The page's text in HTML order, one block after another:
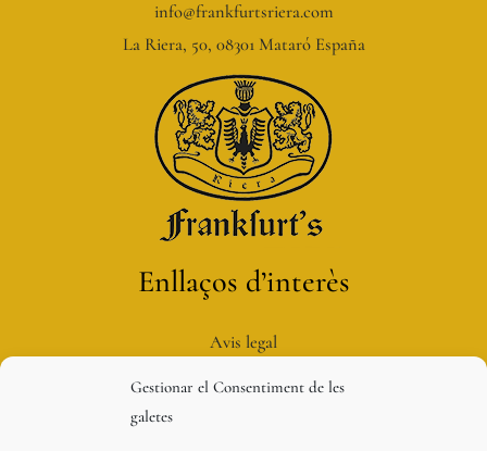
Gestionar el Consentiment de les
galetes
info@frankfurtsriera.com
La Riera, 50, 08301 Mataró España
Enllaços d’interès
Avis legal